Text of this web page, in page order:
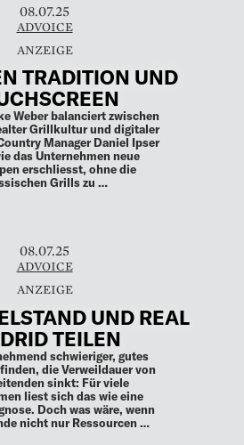
08.07.25
ADVOICE
TRADITION UND
Weber balanciert zwischen
Grillkultur und digitaler
das Unternehmen neue
erschliesst, ohne die
Grills zu …
08.07.25
ADVOICE